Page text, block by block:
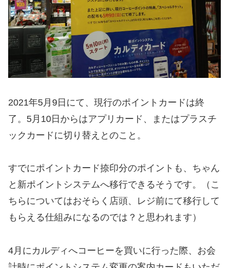
2021年5月9日にて、現行のポイントカードは終
了。5月10日からはアプリカード、またはプラスチ
ックカードに切り替えとのこと。
すでにポイントカード捺印分のポイントも、ちゃん
と新ポイントシステムへ移行できるそうです。（こ
ちらについてはおそらく店頭、レジ前にて移行して
もらえる仕組みになるのでは？と思われます）
4月にカルディへコーヒーを買いに行った際、お会